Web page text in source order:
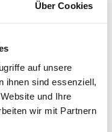
Über Cookies
auf unsere
ihnen sind essenziell,
und Ihre
wir mit Partnern
nach
in
beispielsweise auch
Schlagwort